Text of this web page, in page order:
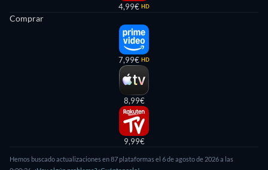
4,99€ HD
Comprar
7,99€ HD
8,99€
9,99€
Hemos buscado actualizaciones en 87 plataformas el 6 de agosto de 2026 a las